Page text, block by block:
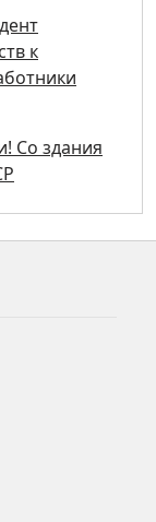
к
Со здания